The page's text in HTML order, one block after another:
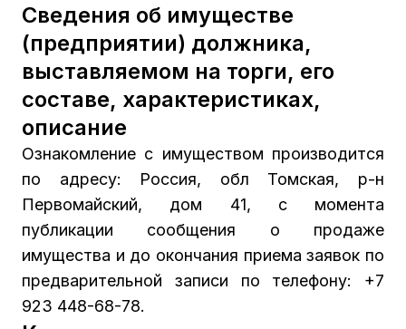
Сведения об имуществе
(предприятии) должника,
выставляемом на торги, его
составе, характеристиках,
описание
Ознакомление с имуществом производится
по адресу: Россия, обл Томская, р-н
Первомайский, дом 41, с момента
публикации сообщения о продаже
имущества и до окончания приема заявок по
предварительной записи по телефону: +7
923 448-68-78.